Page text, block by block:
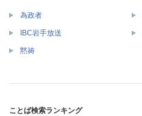
為政者
IBC岩手放送
黙祷
ことば検索ランキング